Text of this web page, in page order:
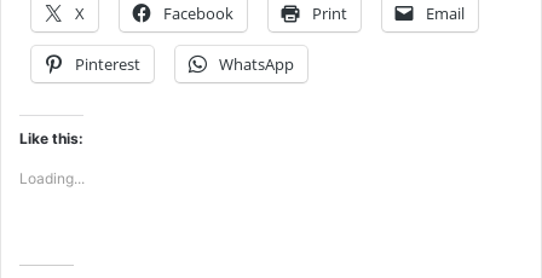
X Facebook Print Email
Pinterest WhatsApp
Like this:
Loading...